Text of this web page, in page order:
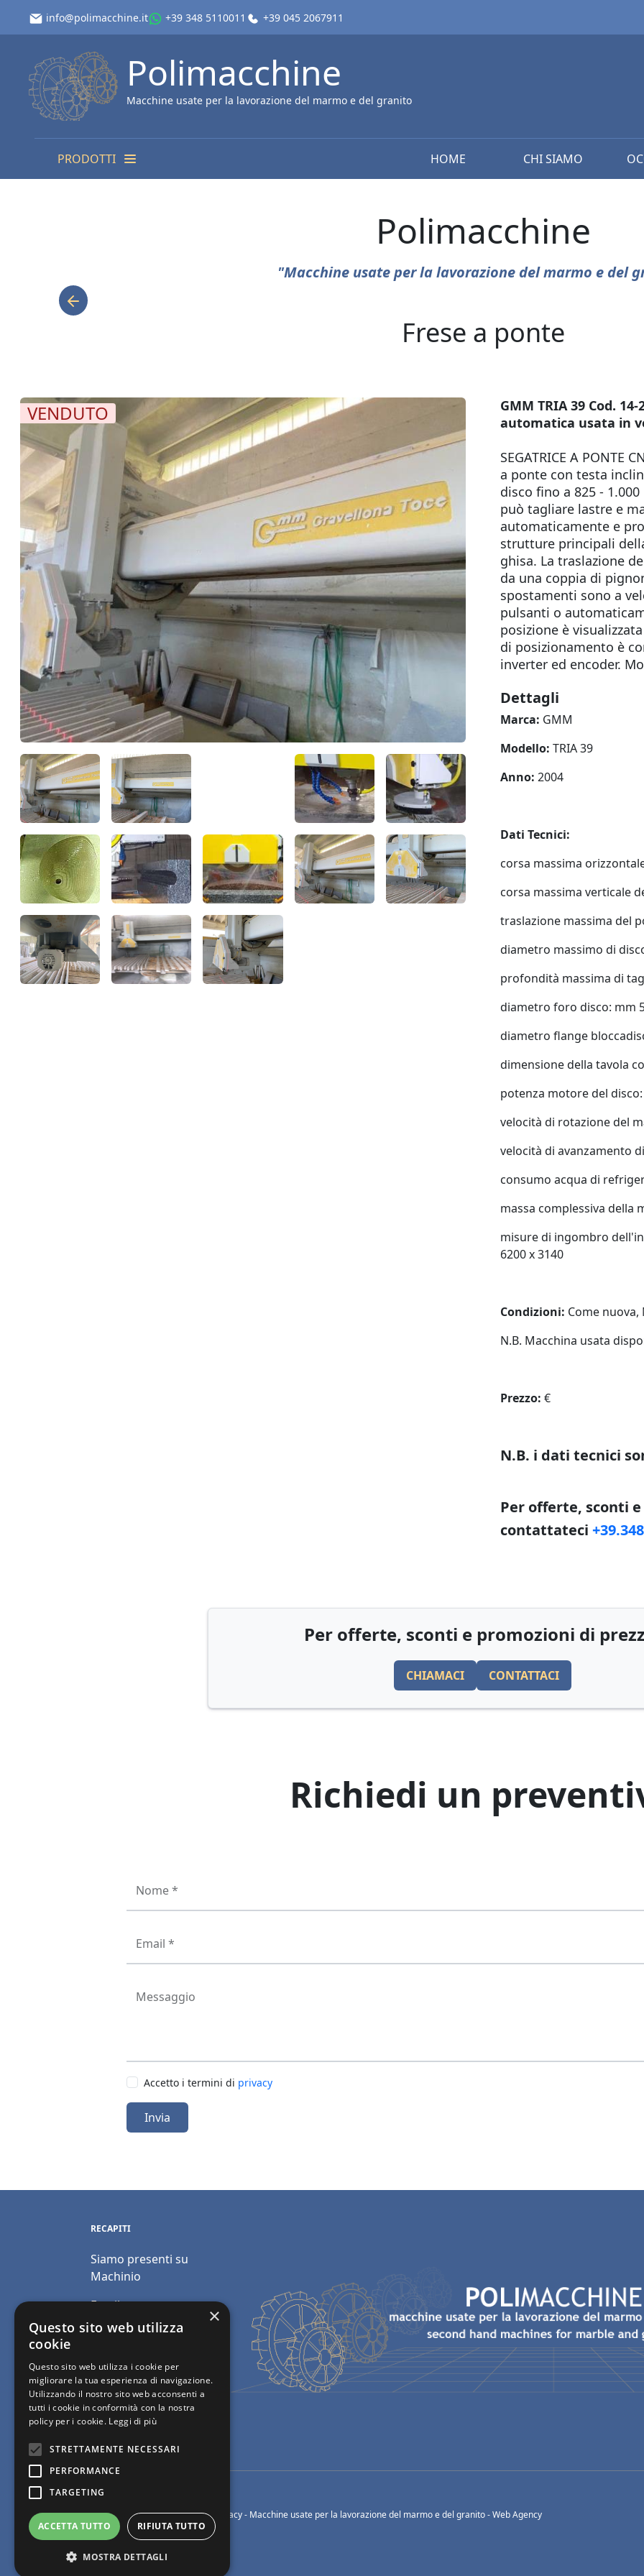
info@polimacchine.it +39 348 5110011 +39 045 2067911
Polimacchine
Macchine usate per la lavorazione del marmo e del granito
PRODOTTI HOME CHI SIAMO
Polimacchine
"Macchine usate per la lavorazione del marmo e del
Frese a ponte
VENDUTO
GMM TRIA 39 Cod.
automatica usata in
SEGATRICE A PONTE
a ponte con testa
disco fino a 825 -
può tagliare lastre e
automaticamente e
strutture principali
ghisa. La traslazione
da una coppia di
spostamenti sono a
pulsanti o
posizione è
di posizionamento è
inverter ed encoder.
Dettagli
Marca: GMM
Modello: TRIA 39
Anno: 2004
Dati Tecnici:
corsa massima
corsa massima verticale
traslazione massima del
diametro massimo di
profondità massima di
diametro foro disco: mm
diametro flange
dimensione della tavola
potenza motore del
velocità di rotazione del
velocità di avanzamento
consumo acqua di
massa complessiva della
misure di ingombro
6200 x 3140
Condizioni: Come nuova,
N.B. Macchina usata
Prezzo: €
N.B. i dati tecnici
Per offerte, sconti
contattateci
Per offerte, sconti e promozioni di
CHIAMACI CONTATTACI
Richiedi un
Nome *
Email *
Messaggio
Accetto i termini di privacy
Invia
RECAPITI
Siamo presenti su
Machinio
Email:
info@polimacchine.it
2067911
Mobile:+39 348 5110011
© Polimacchine Verona Italia- Privacy- Macchine usate per la lavorazione del marmo e del granito -Web Agency
×
Questo sito web utilizza
cookie
Questo sito web utilizza i cookie per
migliorare la tua esperienza di navigazione.
Utilizzando il nostro sito web acconsenti a
tutti i cookie in conformità con la nostra
policy per i cookie. Leggi di più
STRETTAMENTE NECESSARI
PERFORMANCE
TARGETING
ACCETTA TUTTO RIFIUTA TUTTO
MOSTRA DETTAGLI